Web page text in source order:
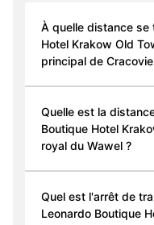
À quelle distance se
Hotel Krakow Old
principal de
Quelle est la
Boutique Hotel
royal du Wawel ?
Quel est l'arrêt de
Leonardo Boutique